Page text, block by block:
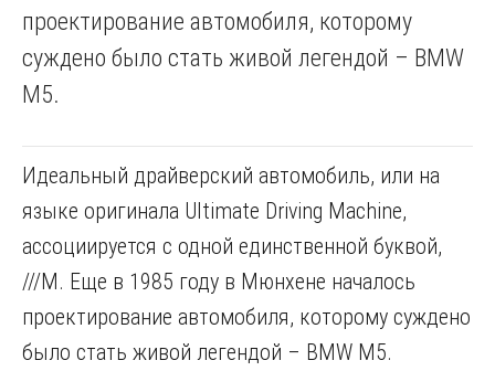
проектирование автомобиля, которому
суждено было стать живой легендой – BMW
M5.
Идеальный драйверский автомобиль, или на
языке оригинала Ultimate Driving Machine,
ассоциируется с одной единственной буквой,
///M. Еще в 1985 году в Мюнхене началось
проектирование автомобиля, которому суждено
было стать живой легендой – BMW M5.